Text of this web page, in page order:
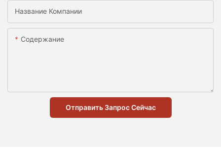
Название Компании
Содержание
Отправить Запрос Сейчас